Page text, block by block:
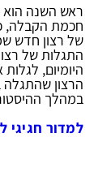
ראש השנה הוא
חכמת הקבלה,
של רצון חדש
התגלות של
היומיום,
הרצון שהתגלה
במהלך
למדור חגיגי